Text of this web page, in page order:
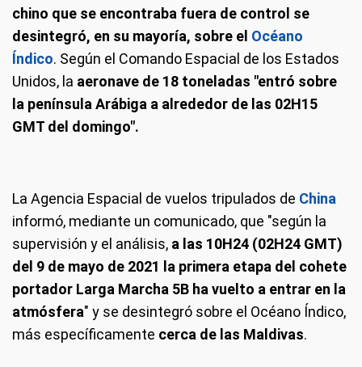
chino que se encontraba fuera de control se
desintegró, en su mayoría, sobre el Océano
Índico. Según el Comando Espacial de los Estados
Unidos, la aeronave de 18 toneladas "entró sobre
la península Arábiga a alrededor de las 02H15
GMT del domingo".
La Agencia Espacial de vuelos tripulados de China
informó, mediante un comunicado, que "según la
supervisión y el análisis, a las 10H24 (02H24 GMT)
del 9 de mayo de 2021 la primera etapa del cohete
portador Larga Marcha 5B ha vuelto a entrar en la
atmósfera" y se desintegró sobre el Océano Índico,
más específicamente cerca de las Maldivas.